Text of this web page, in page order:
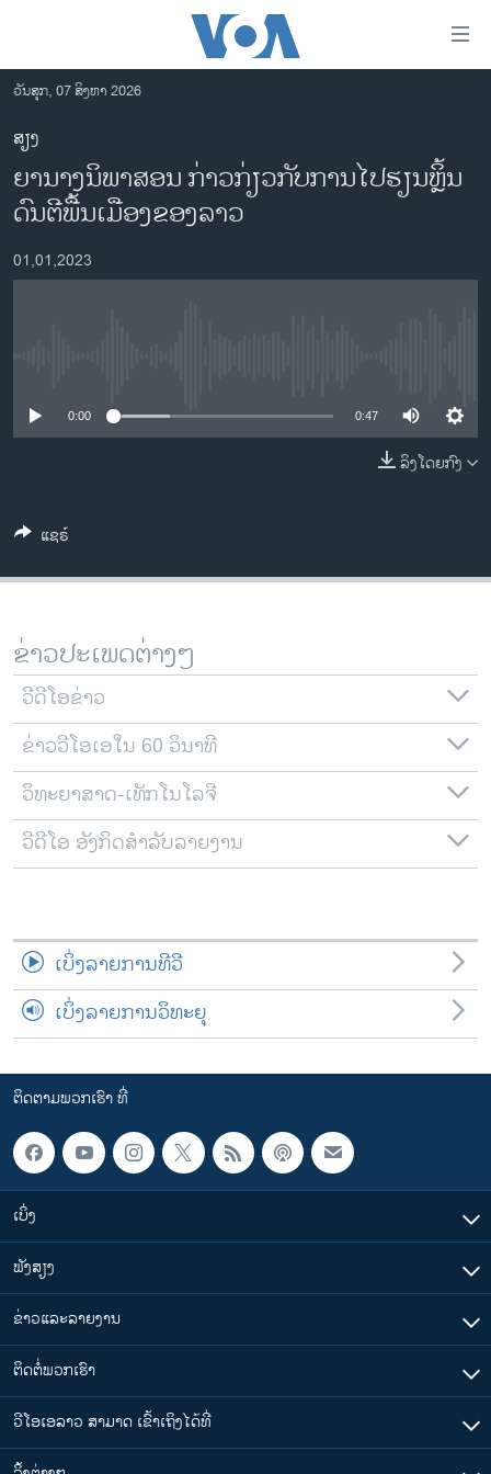
ເຂົ້າ
ຫາ
ຂ້າມ
ຂ້າມ
ຂ້າມ
ໄປ
ຫາ
ຊອກ
ລາວ
ອາເມຣິກາ
ການເລືອກຕັ້ງ ປະທານາທີບໍດີ ສະຫະລັດ 2024
ຂ່າວ​ຈີນ
ຊີວິດຊາວລາວ
ທຸລະກິດ
ພາສາອັງກິດ
ສຽງ
ລາຍການກະຈາຍສຽງ
ລາຍງານ
ຕິດຕາມພວກເຮົາ ທີ່
ພາສາຕ່າງໆ
ວັນສຸກ, 07 ສິງຫາ 2026
ສຽງ
ຍານາງນິພາສອນ ກ່າວກ່ຽວກັບການໄປຮຽນຫຼິ້ນ
ດົນຕີພື້ນເມືອງຂອງລາວ
01,01,2023
0:00 0:47
ລິງໂດຍກົງ
ແຊຣ໌
ຂ່າວປະເພດຕ່າງໆ
ວີດີໂອຂ່າວ
ຂ່າວວີໂອເອໃນ 60 ວິນາທີ
ວິທະຍາສາດ-ເທັກໂນໂລຈີ
ວີດີໂອ ອັງກິດສຳລັບລາຍງານ
ເບິ່ງລາຍການທີວີ
ເບິ່ງລາຍການວິທະຍຸ
ຕິດຕາມພວກເຮົາ ທີ່
ເບິ່ງ
ຟັງສຽງ
ຂ່າວແລະລາຍງານ
ຕິດຕໍ່ພວກເຮົາ
ວີໂອເອລາວ ສາມາດ ເຂົ້າເຖິງໄດ້ທີ່